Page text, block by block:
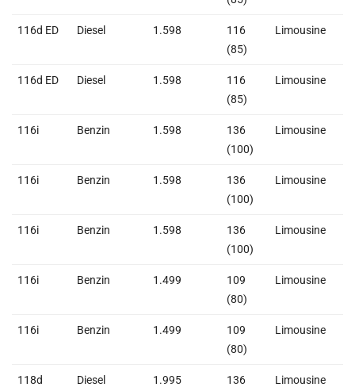
116d ED Diesel 1.598
116
(85)
Limousine
116d ED Diesel 1.598
116
(85)
Limousine
116i Benzin 1.598
136
(100)
Limousine
116i Benzin 1.598
136
(100)
Limousine
116i Benzin 1.598
136
(100)
Limousine
116i Benzin 1.499
109
(80)
Limousine
116i Benzin 1.499
109
(80)
Limousine
118d Diesel 1.995
136
Limousine